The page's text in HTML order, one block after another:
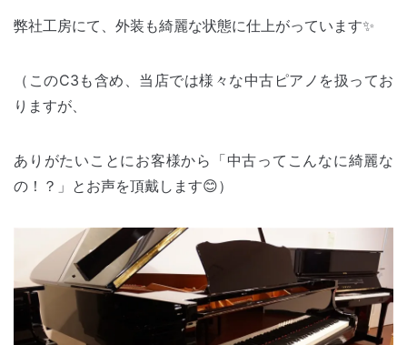
弊社工房にて、外装も綺麗な状態に仕上がっています✨
（このC3も含め、当店では様々な中古ピアノを扱ってお
りますが、
ありがたいことにお客様から「中古ってこんなに綺麗な
の！？」とお声を頂戴します😊）